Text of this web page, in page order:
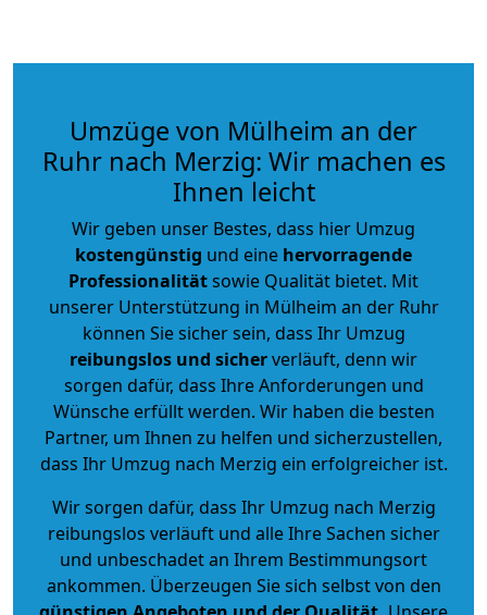
Umzüge von Mülheim an der
Ruhr nach Merzig: Wir machen es
Ihnen leicht
Wir geben unser Bestes, dass hier Umzug
kostengünstig und eine hervorragende
Professionalitätsowie Qualität bietet. Mit
unserer Unterstützung in Mülheim an der Ruhr
können Sie sicher sein, dass Ihr Umzug
reibungslos und sicherverläuft, denn wir
sorgen dafür, dass Ihre Anforderungen und
Wünsche erfüllt werden. Wir haben die besten
Partner, um Ihnen zu helfen und sicherzustellen,
dass Ihr Umzug nach Merzig ein erfolgreicher ist.
Wir sorgen dafür, dass Ihr Umzug nach Merzig
reibungslos verläuft und alle Ihre Sachen sicher
und unbeschadet an Ihrem Bestimmungsort
ankommen. Überzeugen Sie sich selbst von den